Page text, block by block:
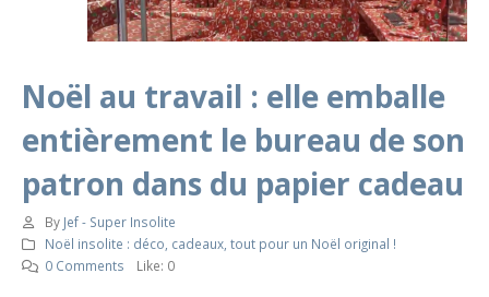
Noël au travail : elle emballe
entièrement le bureau de son
patron dans du papier cadeau
By Jef - Super Insolite
Noël insolite : déco, cadeaux, tout pour un Noël original !
0 Comments
Like: 0